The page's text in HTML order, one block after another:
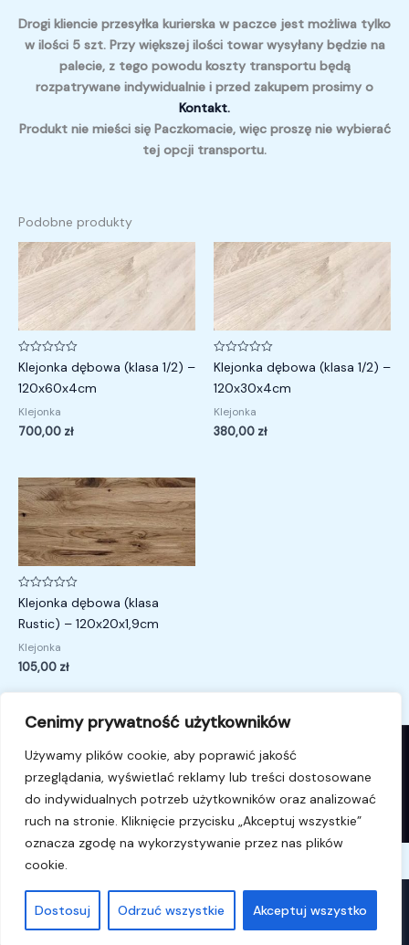
Cenimy prywatność użytkowników
Używamy plików cookie, aby poprawić jakość
przeglądania, wyświetlać reklamy lub treści dostosowane
do indywidualnych potrzeb użytkowników oraz analizować
ruch na stronie. Kliknięcie przycisku „Akceptuj wszystkie”
oznacza zgodę na wykorzystywanie przez nas plików
cookie.
Dostosuj Odrzuć wszystkie Akceptuj wszystko
Drogi kliencie przesyłka kurierska w paczce jest możliwa tylko
w ilości 5 szt. Przy większej ilości towar wysyłany będzie na
palecie, z tego powodu koszty transportu będą
rozpatrywane indywidualnie i przed zakupem prosimy o
Kontakt.
Produkt nie mieści się Paczkomacie, więc proszę nie wybierać
tej opcji transportu.
Podobne produkty
Oceniono
0
na
5
Klejonka dębowa (klasa 1/2) –
120x60x4cm
Klejonka
700,00 zł
Oceniono
0
na
5
Klejonka dębowa (klasa 1/2) –
120x30x4cm
Klejonka
380,00 zł
Oceniono
0
na
5
Klejonka dębowa (klasa
Rustic) – 120x20x1,9cm
Klejonka
105,00 zł
© 2026 i4k.pl. Powered by i4k.pl.
To dobry dzień na zakupy.